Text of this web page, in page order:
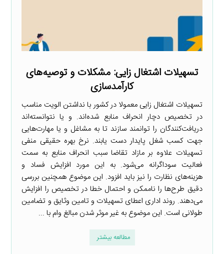
تسهیلات اشتغال زایی: مشکلات و توصیه‌های
کارآمدسازی
تسهیلات اشتغال زایی معمولا در کشور با نداشتن الویت مناسب
در تخصیص دچار انحراف منابع شده‌اند. و یا نتوانسته‌اند
دریافت‌کنندگان را توانمند سازند تا به مشاغل و یا مهارت‌هایی
جهت کسب شغل پایدار دست یابند. نرخ بهره حقیقی منفی
تسهیلات علاوه بر مازاد تقاضا سبب انحراف منابع به سمت
فعالیت سوداگرانه می‌شود. به این مورد افزایش فساد و
هزینه‌های نظارت را نیز باید افزود. این موضوع همچنین بررسی
دقیق طرح‌ها را ناممکن و احتمال خطا در تخصیص را افزایش
می‌دهند. روند اداری اعطای تسهیلات و تامین وثایق و تضامین
طولانی است. این موضوع به غیر موثر شدن مبالغ وام با ...
مطالعه بیشتر